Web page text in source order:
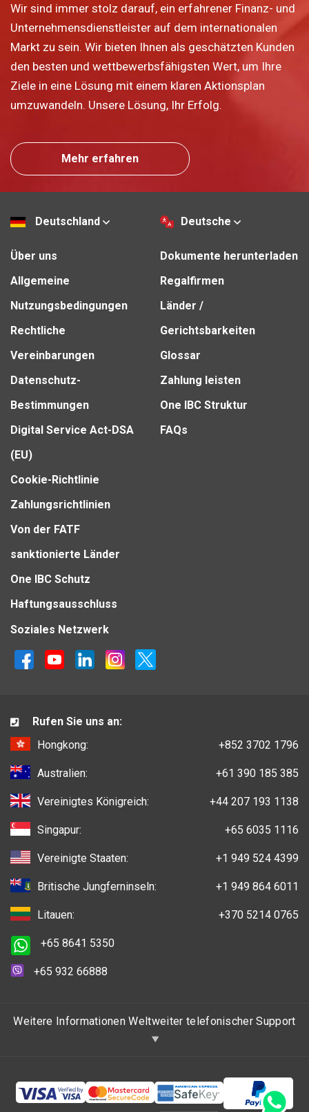
Wir sind immer stolz darauf, ein erfahrener Finanz- und
Unternehmensdienstleister auf dem internationalen
Markt zu sein. Wir bieten Ihnen als geschätzten Kunden
den besten und wettbewerbsfähigsten Wert, um Ihre
Ziele in eine Lösung mit einem klaren Aktionsplan
umzuwandeln. Unsere Lösung, Ihr Erfolg.
Mehr erfahren
Deutschland Deutsche
Über uns
Allgemeine
Nutzungsbedingungen
Rechtliche
Vereinbarungen
Datenschutz-
Bestimmungen
Digital Service Act-DSA
(EU)
Cookie-Richtlinie
Zahlungsrichtlinien
Von der FATF
sanktionierte Länder
One IBC Schutz
Haftungsausschluss
Dokumente herunterladen
Regalfirmen
Länder /
Gerichtsbarkeiten
Glossar
Zahlung leisten
One IBC Struktur
FAQs
Soziales Netzwerk
Rufen Sie uns an:
Hongkong:
+852 3702 1796
Australien: +61 390 185 385
Vereinigtes Königreich: +44 207 193 1138
Singapur: +65 6035 1116
Vereinigte Staaten: +1 949 524 4399
Britische Jungferninseln: +1 949 864 6011
Litauen: +370 5214 0765
+65 8641 5350
+65 932 66888
Weitere Informationen Weltweiter telefonischer Support